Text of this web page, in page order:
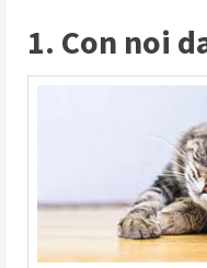
1. Con noi